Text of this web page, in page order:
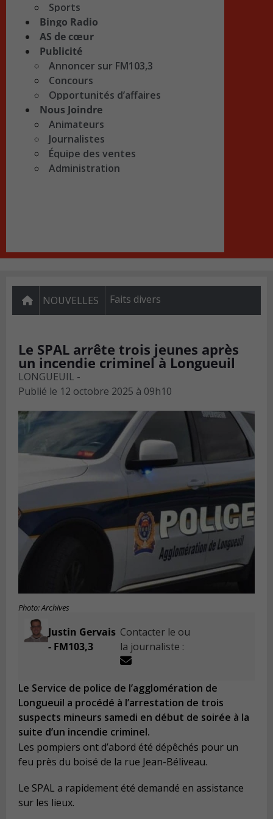
Sports
Bingo Radio
AS de cœur
Publicité
Annoncer sur FM103,3
Concours
Opportunités d’affaires
Nous Joindre
Animateurs
Journalistes
Équipe des ventes
Administration
NOUVELLES Faits divers
Le SPAL arrête trois jeunes après
un incendie criminel à Longueuil
LONGUEUIL -
Publié le 12 octobre 2025 à 09h10
Photo: Archives
Justin Gervais
- FM103,3
Contacter le ou
la journaliste :
Le Service de police de l’agglomération de
Longueuil a procédé à l’arrestation de trois
suspects mineurs samedi en début de soirée à la
suite d’un incendie criminel.
Les pompiers ont d’abord été dépêchés pour un
feu près du boisé de la rue Jean-Béliveau.
Le SPAL a rapidement été demandé en assistance
sur les lieux.